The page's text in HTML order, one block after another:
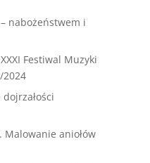
nabożeństwem i
Festiwal Muzyki
2024
Malowanie aniołów